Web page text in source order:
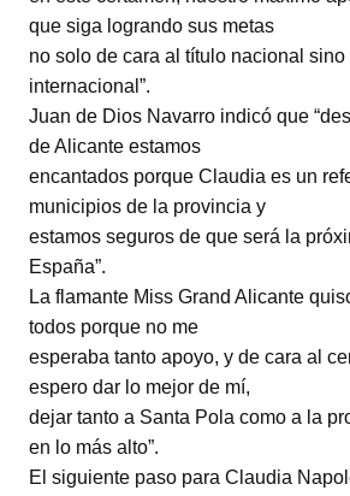
que siga logrando sus metas
no solo de cara al título nacional sino
internacional”.
Juan de Dios Navarro indicó que
de Alicante estamos
encantados porque Claudia es un
municipios de la provincia y
estamos seguros de que será la
España”.
La flamante Miss Grand Alicante
todos porque no me
esperaba tanto apoyo, y de cara al
espero dar lo mejor de mí,
dejar tanto a Santa Pola como a la
en lo más alto”.
El siguiente paso para Claudia